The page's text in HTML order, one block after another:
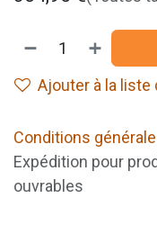
Ajouter à la liste
Conditions
Expédition pour
ouvrables